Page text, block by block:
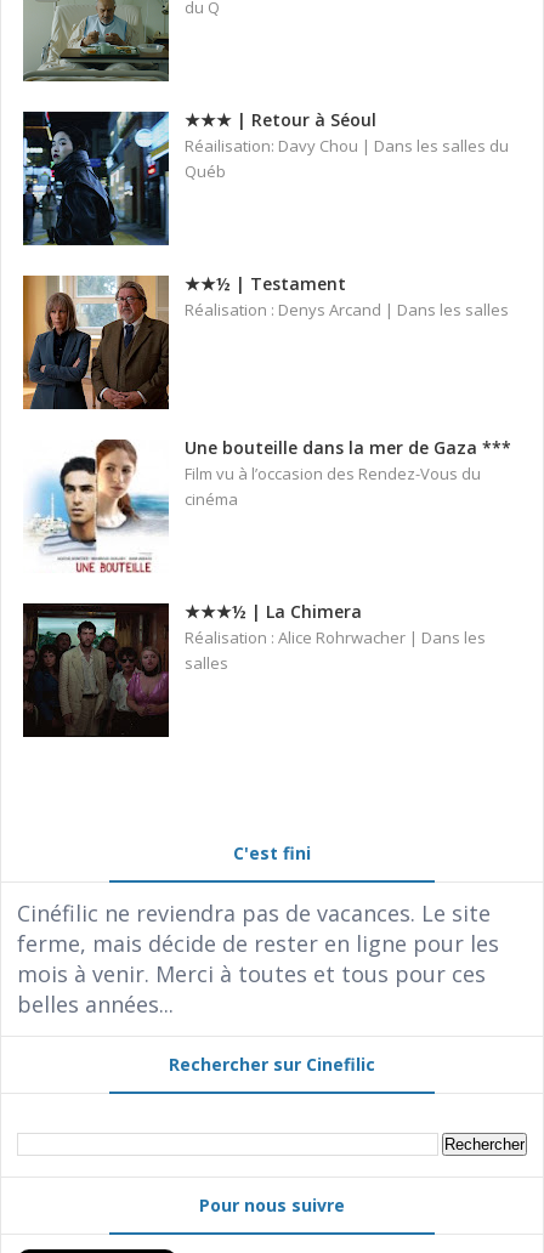
du Q
★★★ | Retour à Séoul
Réailisation: Davy Chou | Dans les salles du
Québ
★★½ | Testament
Réalisation : Denys Arcand | Dans les salles
Une bouteille dans la mer de Gaza ***
Film vu à l’occasion des Rendez-Vous du
cinéma
★★★½ | La Chimera
Réalisation : Alice Rohrwacher | Dans les
salles
C'est fini
Cinéfilic ne reviendra pas de vacances. Le site
ferme, mais décide de rester en ligne pour les
mois à venir. Merci à toutes et tous pour ces
belles années...
Rechercher sur Cinefilic
Pour nous suivre